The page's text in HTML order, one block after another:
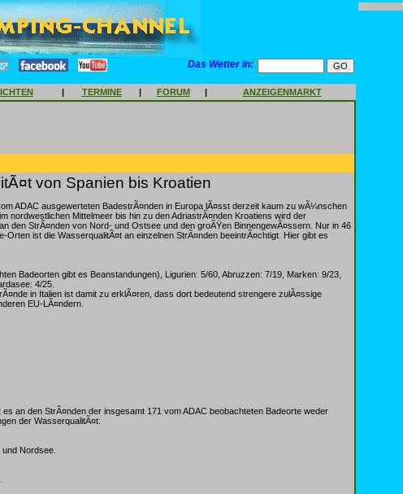
Das Wetter in:
| TERMINE | FORUM | ANZEIGENMARKT
von Spanien bis Kroatien
ADAC ausgewerteten BadestrÃ¤nden in Europa lÃ¤sst derzeit kaum zu wÃ¼nschen
nordwestlichen Mittelmeer bis hin zu den AdriastrÃ¤nden Kroatiens wird der
den StrÃ¤nden von Nord- und Ostsee und den groÃŸen BinnengewÃ¤ssern. Nur in 46
Orten ist die WasserqualitÃ¤t an einzelnen StrÃ¤nden beeintrÃ¤chtigt. Hier gibt es
Badeorten gibt es Beanstandungen), Ligurien: 5/60, Abruzzen: 7/19, Marken: 9/23,
4/25.
in Italien ist damit zu erklÃ¤ren, dass dort bedeutend strengere zulÃ¤ssige
EU-LÃ¤ndern.
an den StrÃ¤nden der insgesamt 171 vom ADAC beobachteten Badeorte weder
der WasserqualitÃ¤t:
Nordsee.